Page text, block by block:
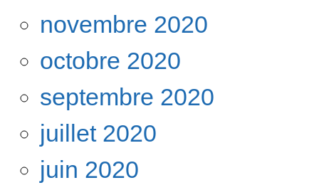
novembre 2020
octobre 2020
septembre 2020
juillet 2020
juin 2020